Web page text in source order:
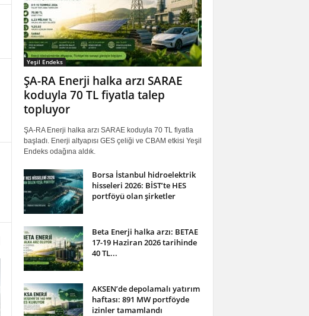
Yeşil Endeks
ŞA-RA Enerji halka arzı SARAE
koduyla 70 TL fiyatla talep
topluyor
ŞA-RA Enerji halka arzı SARAE koduyla 70 TL fiyatla
başladı. Enerji altyapısı GES çeliği ve CBAM etkisi Yeşil
Endeks odağına aldık.
Borsa İstanbul hidroelektrik
hisseleri 2026: BİST’te HES
portföyü olan şirketler
Beta Enerji halka arzı: BETAE
17-19 Haziran 2026 tarihinde
40 TL...
AKSEN’de depolamalı yatırım
haftası: 891 MW portföyde
izinler tamamlandı